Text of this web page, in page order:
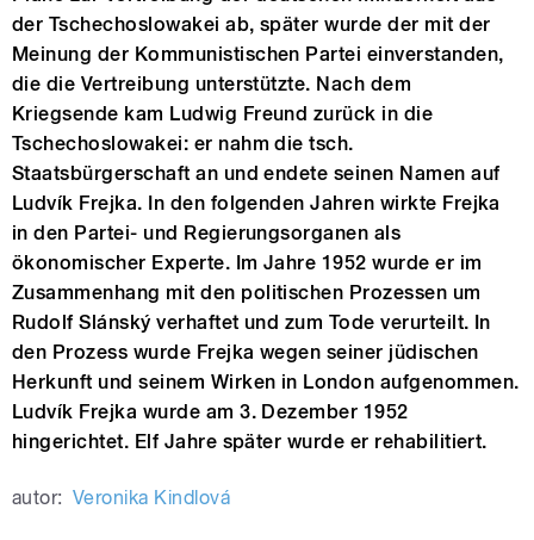
der Tschechoslowakei ab, später wurde der mit der
Meinung der Kommunistischen Partei einverstanden,
die die Vertreibung unterstützte. Nach dem
Kriegsende kam Ludwig Freund zurück in die
Tschechoslowakei: er nahm die tsch.
Staatsbürgerschaft an und endete seinen Namen auf
Ludvík Frejka. In den folgenden Jahren wirkte Frejka
in den Partei- und Regierungsorganen als
ökonomischer Experte. Im Jahre 1952 wurde er im
Zusammenhang mit den politischen Prozessen um
Rudolf Slánský verhaftet und zum Tode verurteilt. In
den Prozess wurde Frejka wegen seiner jüdischen
Herkunft und seinem Wirken in London aufgenommen.
Ludvík Frejka wurde am 3. Dezember 1952
hingerichtet. Elf Jahre später wurde er rehabilitiert.
autor: Veronika Kindlová